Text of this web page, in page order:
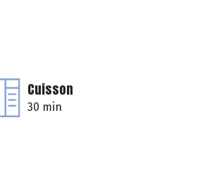
Cuisson
30 min